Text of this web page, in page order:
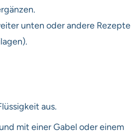
unten oder andere Rezepte
aus.
mit einer Gabel oder einem